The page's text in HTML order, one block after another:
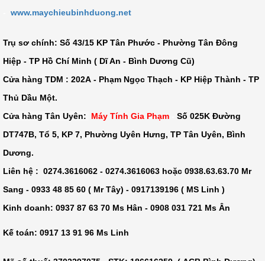
www.maychieubinhduong.net
Trụ sơ chính: Số 43/15 KP Tân Phước - Phường Tân Đông
Hiệp - TP Hồ Chí Minh ( Dĩ An - Bình Dương Cũ)
Cửa hàng TDM : 202A - Phạm Ngọc Thạch - KP Hiệp Thành - TP
Thủ Dầu Một.
Cửa hàng Tân Uyên:
Máy Tính Gia Phạm
Số 025K Đường
DT747B, Tổ 5, KP 7, Phường Uyên Hưng, TP Tân Uyên, Bình
Dương.
Liên hệ : 0274.3616062 - 0274.3616063 hoặc 0938.63.63.70 Mr
Sang - 0933 48 85 60 ( Mr Tây) - 0917139196 ( MS Linh )
Kinh doanh: 0937 87 63 70 Ms Hân - 0908 031 721 Ms Ân
Kế toán: 0917 13 91 96 Ms Linh